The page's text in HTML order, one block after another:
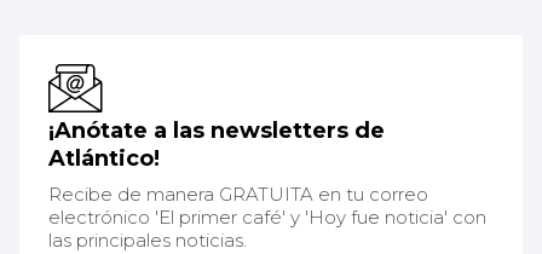
¡Anótate a las newsletters de
Atlántico!
Recibe de manera GRATUITA en tu correo
electrónico 'El primer café' y 'Hoy fue noticia' con
las principales noticias.